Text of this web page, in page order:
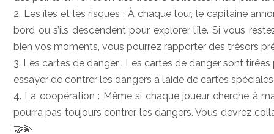
2. Les îles et les risques : À chaque tour, le capitaine
bord ou s’ils descendent pour explorer l’île. Si vous
bien vos moments, vous pourrez rapporter des trésors
3. Les cartes de danger : Les cartes de danger sont
essayer de contrer les dangers à l’aide de cartes
4. La coopération : Même si chaque joueur cherche à
pourra pas toujours contrer les dangers. Vous devrez
🤝💫